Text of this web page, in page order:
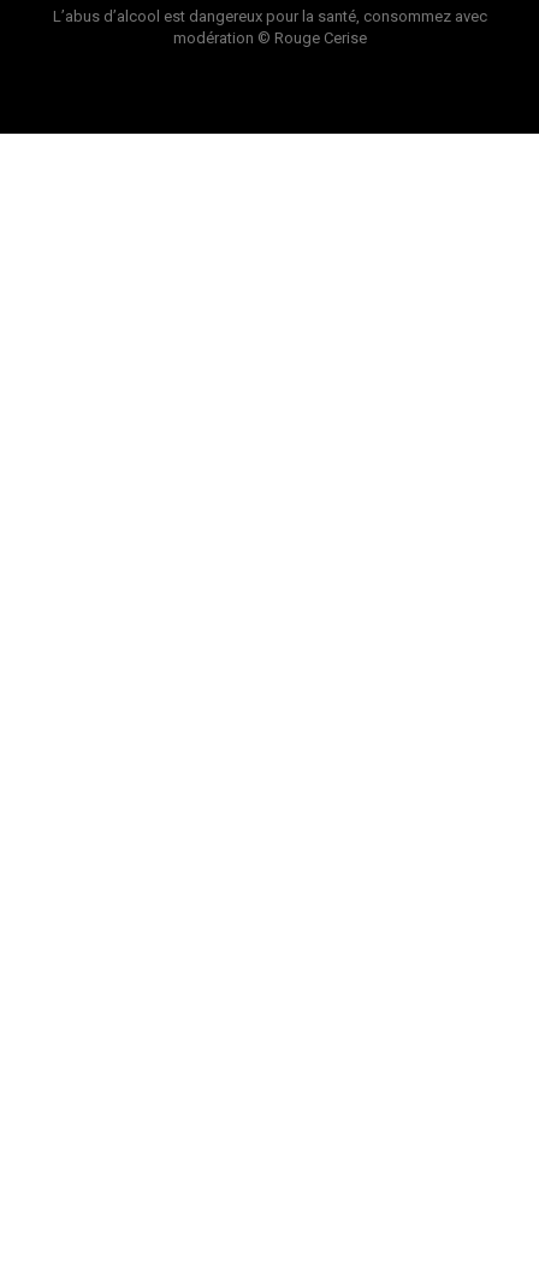
L’abus d’alcool est dangereux pour la santé, consommez avec
modération © Rouge Cerise